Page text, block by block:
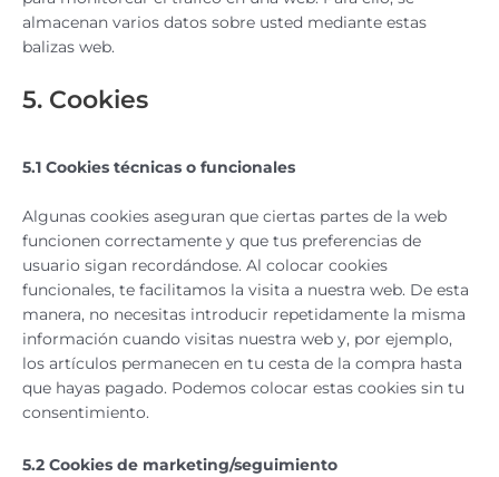
almacenan varios datos sobre usted mediante estas
balizas web.
5. Cookies
5.1 Cookies técnicas o funcionales
Algunas cookies aseguran que ciertas partes de la web
funcionen correctamente y que tus preferencias de
usuario sigan recordándose. Al colocar cookies
funcionales, te facilitamos la visita a nuestra web. De esta
manera, no necesitas introducir repetidamente la misma
información cuando visitas nuestra web y, por ejemplo,
los artículos permanecen en tu cesta de la compra hasta
que hayas pagado. Podemos colocar estas cookies sin tu
consentimiento.
5.2 Cookies de marketing/seguimiento